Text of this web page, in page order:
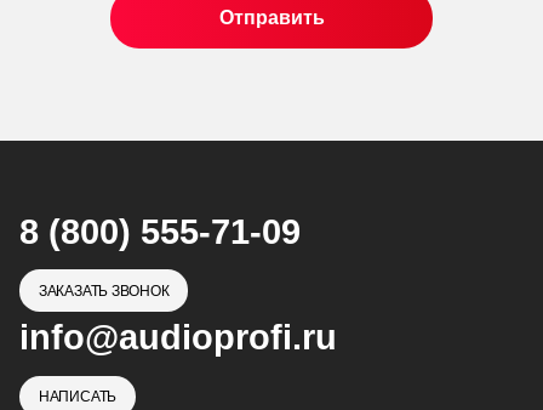
8 (800) 555-71-09
ЗАКАЗАТЬ ЗВОНОК
info@audioprofi.ru
НАПИСАТЬ